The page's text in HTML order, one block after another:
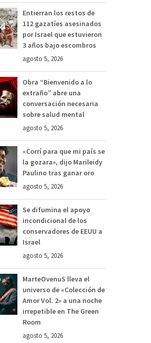
Entierran los restos de
112 gazatíes asesinados
por Israel que estuvieron
3 años bajo escombros
agosto 5, 2026
Obra “Bienvenido a lo
extraño” abre una
conversación necesaria
sobre salud mental
agosto 5, 2026
«Corrí para que mi país se
la gozara», dijo Marileidy
Paulino tras ganar oro
agosto 5, 2026
Se difumina el apoyo
incondicional de los
conservadores de EEUU a
Israel
agosto 5, 2026
MarteOvenuS lleva el
universo de «Colección de
Amor Vol. 2» a una noche
irrepetible en The Green
Room
agosto 5, 2026